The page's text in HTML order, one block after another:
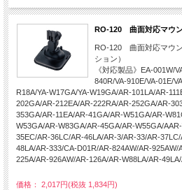
RO-120 曲面対応マウ
RO-120 曲面対応マウ
ション）
《対応製品》EA-001W/
840R/VA-910E/VA-01E/
R18A/YA-W17GA/YA-W19GA/AR-101LA/AR-
202GA/AR-212EA/AR-222RA/AR-252GA/AR-
353GA/AR-11EA/AR-41GA/AR-W51GA/AR-
W53GA/AR-W83GA/AR-45GA/AR-W55GA/
35EC/AR-36LC/AR-46LA/AR-3/AR-33/AR-
48LA/AR-333/CA-D01R/AR-824AW/AR-925AW/
225A/AR-926AW/AR-126A/AR-W88LA/AR-
価格： 2,017円(税抜 1,834円)